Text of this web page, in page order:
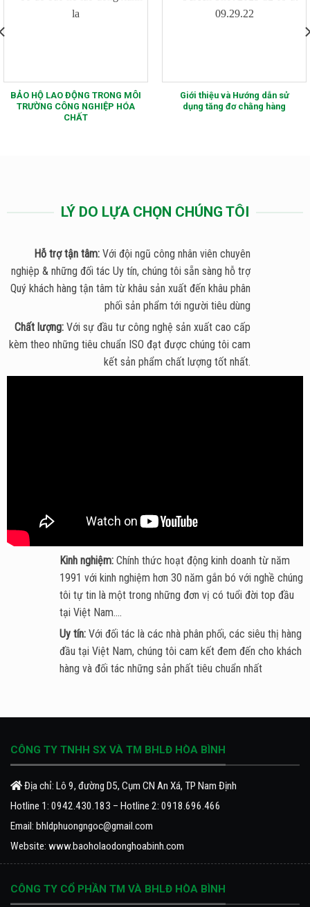
ĐỘNG TRONG MÔI
NGHIỆP HÓA
Giới thiệu và Hướng dẫn sử
dụng tăng đơ chằng hàng
Sử
LÝ DO LỰA CHỌN CHÚNG TÔI
Hỗ trợ tận tâm: Với đội ngũ công nhân viên chuyên
nghiệp & những đối tác Uy tín, chúng tôi sẵn sàng hỗ trợ
Quý khách hàng tận tâm từ khâu sản xuất đến khâu phân
phối sản phẩm tới người tiêu dùng
Chất lượng: Với sự đầu tư công nghệ sản xuất cao cấp
kèm theo những tiêu chuẩn ISO đạt được chúng tôi cam
kết sản phẩm chất lượng tốt nhất.
Kinh nghiệm: Chính thức hoạt động kinh doanh từ năm
1991 với kinh nghiệm hơn 30 năm gắn bó với nghề chúng
tôi tự tin là một trong những đơn vị có tuổi đời top đầu
tại Việt Nam....
Uy tín: Với đối tác là các nhà phân phối, các siêu thị hàng
đầu tại Việt Nam, chúng tôi cam kết đem đến cho khách
hàng và đối tác những sản phất tiêu chuẩn nhất
CÔNG TY TNHH SX VÀ TM BHLĐ HÒA BÌNH
Địa chỉ: Lô 9, đường D5, Cụm CN An Xá, TP Nam Định
Hotline 1: 0942.430.183 – Hotline 2: 0918.696.466
Email: bhldphuongngoc@gmail.com
Website: www.baoholaodonghoabinh.com
CÔNG TY CỔ PHẦN TM VÀ BHLĐ HÒA BÌNH